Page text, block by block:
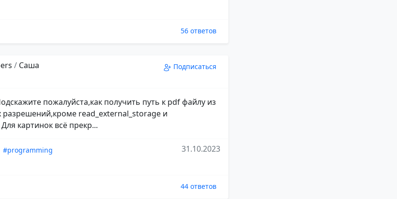
56 ответов
/ Саша
Подписаться
пожалуйста,как получить путь к pdf файлу из
разрешений,кроме read_external_storage и
картинок всё прекр...
#programming
31.10.2023
44 ответов